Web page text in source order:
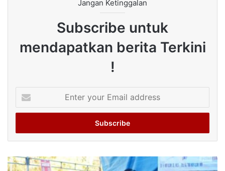
Jangan Ketinggalan
Subscribe untuk
mendapatkan berita Terkini
!
your
Email